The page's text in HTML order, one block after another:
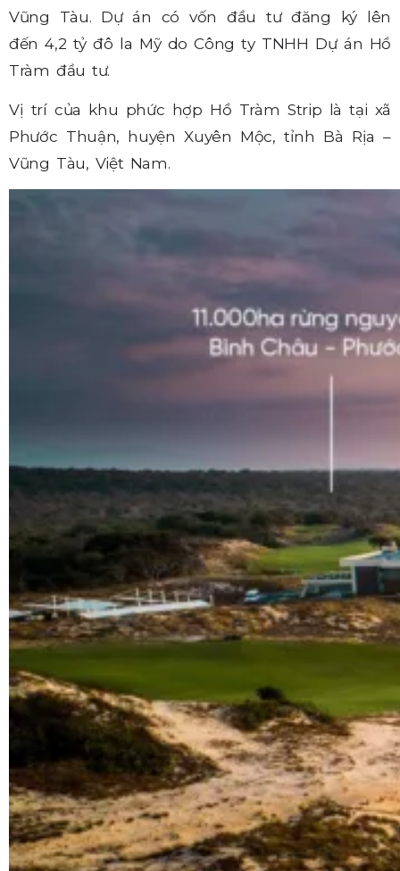
Vũng Tàu. Dự án có vốn đầu tư đăng ký lên
đến 4,2 tỷ đô la Mỹ do Công ty TNHH Dự án Hồ
Tràm đầu tư.
Vị trí của khu phức hợp Hồ Tràm Strip là tại xã
Phước Thuận, huyện Xuyên Mộc, tỉnh Bà Rịa –
Vũng Tàu, Việt Nam.